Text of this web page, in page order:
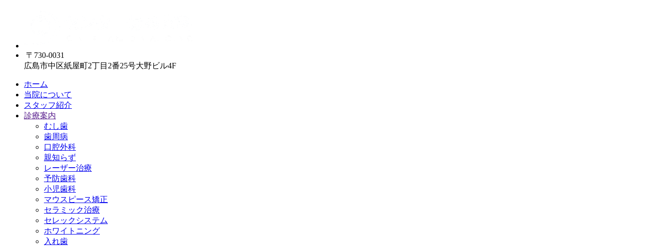
〒730-0031
広島市中区紙屋町2丁目2番25号大野ビル4F
ホーム
当院について
スタッフ紹介
診療案内
むし歯
歯周病
口腔外科
親知らず
レーザー治療
予防歯科
小児歯科
マウスピース矯正
セラミック治療
セレックシステム
ホワイトニング
入れ歯